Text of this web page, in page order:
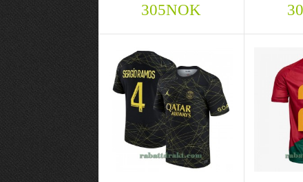
Fotballdrakt
720NOK 305NOK
305NOK